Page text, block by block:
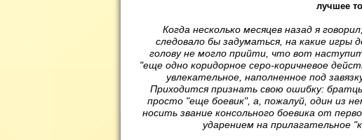
лучшее
Когда несколько месяцев назад я
следовало бы задуматься, на какие игры
голову не могло прийти, что вот
"еще одно коридорное серо-коричневое
увлекательное, наполненное под
Приходится признать свою ошибку:
просто "еще боевик", а, пожалуй, один из
носить звание консольного боевика от
ударением на прилагательное